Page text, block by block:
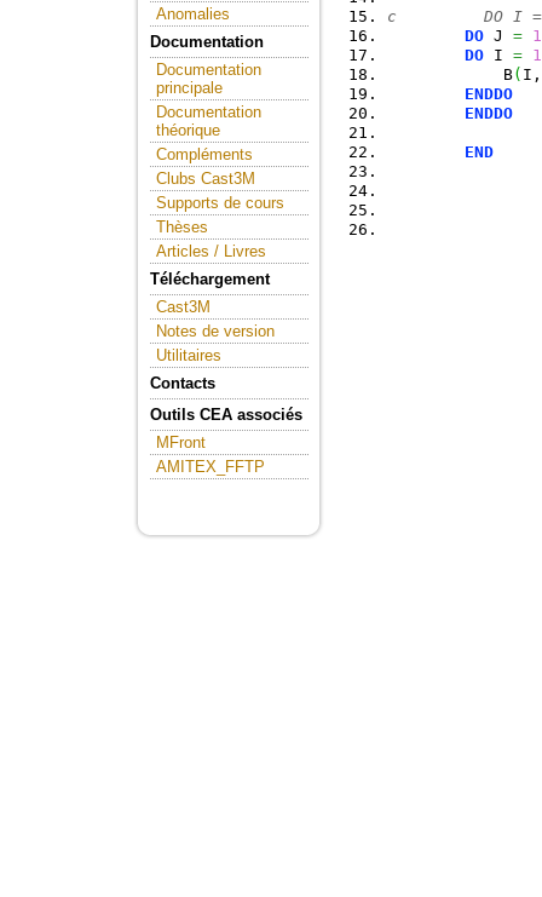
Anomalies
Documentation
Documentation
principale
Documentation
théorique
Compléments
Clubs Cast3M
Supports de cours
Thèses
Articles / Livres
Téléchargement
Cast3M
Notes de version
Utilitaires
Contacts
Outils CEA associés
MFront
AMITEX_FFTP
c         DO I =
DO J = 1
DO I = 1
            B
(
ENDDO
ENDDO
END